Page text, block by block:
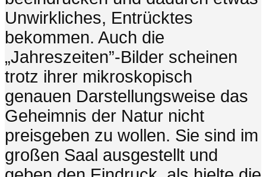
Unwirkliches, Entrücktes
bekommen. Auch die
„Jahreszeiten”-Bilder scheinen
trotz ihrer mikroskopisch
genauen Darstellungsweise das
Geheimnis der Natur nicht
preisgeben zu wollen. Sie sind im
großen Saal ausgestellt und